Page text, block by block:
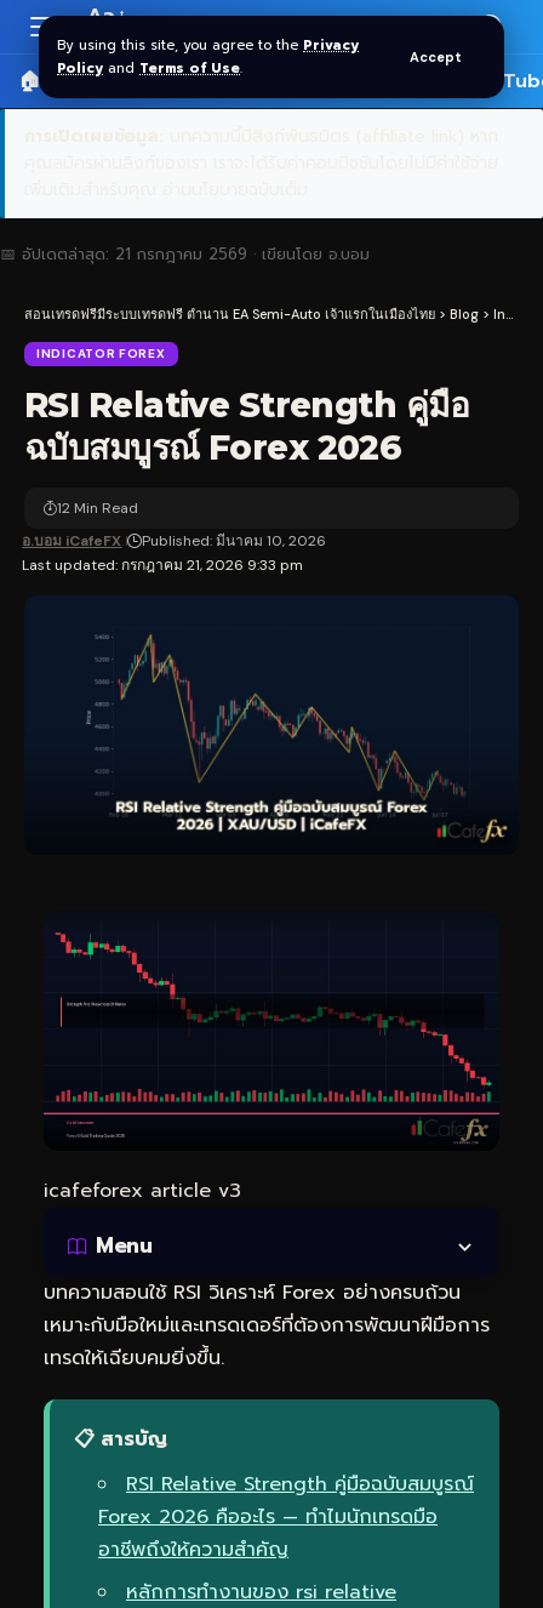
By using this site, you agree to the Privacy
Policy and Terms of Use.
Accept
Resizer
Aa
🏠 หน้าแรก ราคาทอง SPDR 🎬
📅 อัปเดตล่าสุด: 21 กรกฎาคม 2569 · เขียนโดย อ.บอม
สอนเทรดฟรีมีระบบเทรดฟรี ตำนาน EA Semi-Auto เจ้าแรกในเมืองไทย > Blog > Indicator Forex
INDICATOR FOREX
RSI Relative Strength คู่มือ
ฉบับสมบูรณ์ Forex 2026
Last updated: กรกฎาคม 21, 2026 9:33 pm
อ.บอม iCafeFX Published: มีนาคม 10, 2026
12 Min Read
icafeforex article v3
Menu
บทความสอนใช้ RSI วิเคราะห์ Forex อย่างครบถ้วน
เหมาะกับมือใหม่และเทรดเดอร์ที่ต้องการพัฒนาฝีมือการ
เทรดให้เฉียบคมยิ่งขึ้น.
📋 สารบัญ
RSI Relative Strength คู่มือฉบับสมบูรณ์
Forex 2026 คืออะไร — ทำไมนักเทรดมือ
อาชีพถึงให้ความสำคัญ
หลักการทำงานของ rsi relative